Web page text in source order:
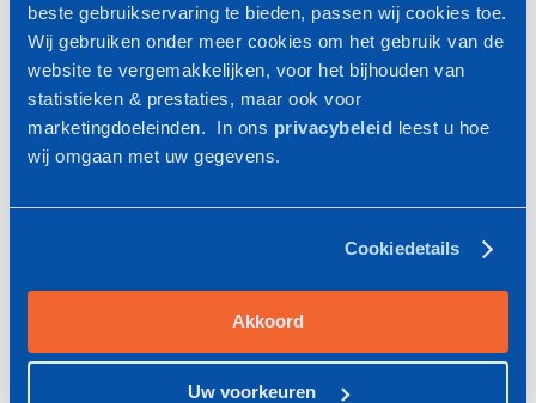
beste gebruikservaring te bieden, passen wij cookies toe.
Wij gebruiken onder meer cookies om het gebruik van de
website te vergemakkelijken, voor het bijhouden van
statistieken & prestaties, maar ook voor
marketingdoeleinden. In ons privacybeleid leest u hoe
wij omgaan met uw gegevens.
Cookiedetails
Akkoord
Uw voorkeuren
In beginsel bieden wij u drie vormen van
onderhoudsovereenkomst: inspecties, preventief en
preventief & correctief onderhoud. Maar eigenlijk zijn de
mogelijkheden onbegrensd, want een custom made
overeenkomst, geheel toegesneden op uw
verschillend. Maar voor alle contractvormen geldt dat de
werkzaamheden tegen een vast tarief en gedurende een
vooraf gedefinieerde periode worden uitgevoerd.
Onze uitgangspunten voor service en onderhoud